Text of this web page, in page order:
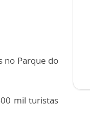
no Parque do
mil turistas